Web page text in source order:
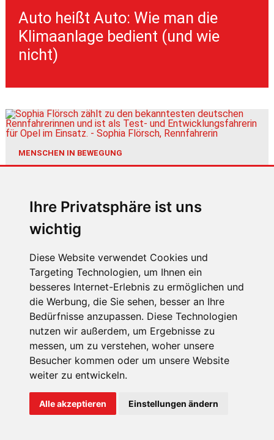
Ihre Privatsphäre ist uns
wichtig
Diese Website verwendet Cookies und
Targeting Technologien, um Ihnen ein
besseres Internet-Erlebnis zu ermöglichen und
die Werbung, die Sie sehen, besser an Ihre
Bedürfnisse anzupassen. Diese Technologien
nutzen wir außerdem, um Ergebnisse zu
messen, um zu verstehen, woher unsere
Besucher kommen oder um unsere Website
weiter zu entwickeln.
Alle akzeptieren Einstellungen ändern
Auto heißt Auto: Wie man die
Klimaanlage bedient (und wie
nicht)
MENSCHEN IN BEWEGUNG
Sophia Flörsch, Rennfahrerin
ÜBER UNS
KONTAKT
IMPRESSUM
RECHTLICHE HINWEISE
DATENSCHUTZ
COOKIE EINSTELLUNGEN